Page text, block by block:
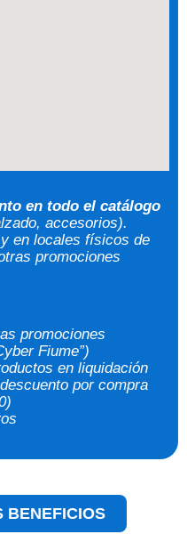
en todo el catálogo
accesorios).
en locales físicos de
promociones
promociones
Fiume”)
en liquidación
por compra
BENEFICIOS